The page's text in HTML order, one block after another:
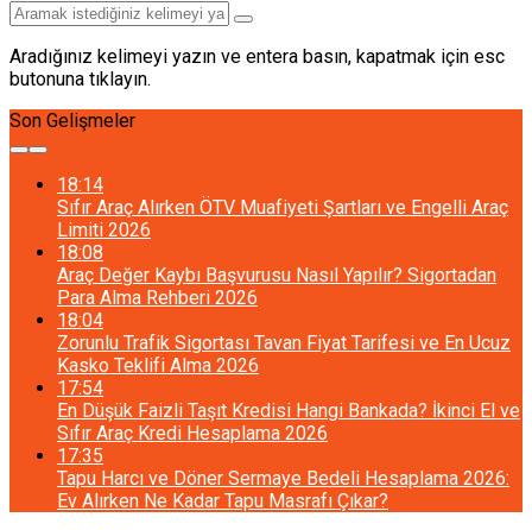
Aradığınız kelimeyi yazın ve entera basın, kapatmak için esc
butonuna tıklayın.
Son Gelişmeler
18:14
Sıfır Araç Alırken ÖTV Muafiyeti Şartları ve Engelli Araç
Limiti 2026
18:08
Araç Değer Kaybı Başvurusu Nasıl Yapılır? Sigortadan
Para Alma Rehberi 2026
18:04
Zorunlu Trafik Sigortası Tavan Fiyat Tarifesi ve En Ucuz
Kasko Teklifi Alma 2026
17:54
En Düşük Faizli Taşıt Kredisi Hangi Bankada? İkinci El ve
Sıfır Araç Kredi Hesaplama 2026
17:35
Tapu Harcı ve Döner Sermaye Bedeli Hesaplama 2026:
Ev Alırken Ne Kadar Tapu Masrafı Çıkar?